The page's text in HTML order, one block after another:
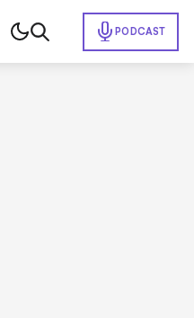
PODCAST